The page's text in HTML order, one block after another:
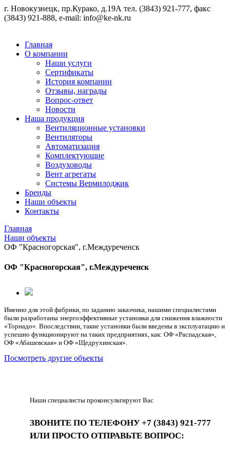
г. Новокузнецк, пр.Курако, д.19А тел. (3843) 921-777, факс
(3843) 921-888, e-mail: info@ke-nk.ru
Главная
О компании
Наши услуги
Сертификаты
История компании
Отзывы, награды
Вопрос-ответ
Новости
Наша продукция
Вентиляционные установки
Вентиляторы
Автоматизация
Комплектующие
Воздуховоды
Вент агрегаты
Системы Вермилоджик
Бренды
Наши объекты
Контакты
Главная
Наши объекты
ОФ "Красногорская", г.Междуреченск
ОФ "Красногорская", г.Междуреченск
Именно для этой фабрики, по заданию заказчика, нашими специалистами
были разработаны энергоэффективные установки для снижения влажности
«Торнадо». Впоследствии, такие установки были введены в эксплуатацию и
успешно функционируют на таких предприятиях, как: ОФ «Распадская»,
ОФ «Абашевская» и ОФ «Щедрухинская».
Посмотреть другие объекты
Наши специалисты проконсультируют Вас
ЗВОНИТЕ ПО ТЕЛЕФОНУ +7 (3843) 921-777
ИЛИ ПРОСТО ОТПРАВЬТЕ ВОПРОС: